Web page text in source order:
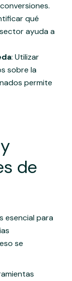
qué
ayuda a
: Utilizar
sobre la
permite
de
esencial para
se